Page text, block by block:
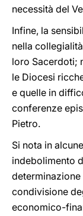
necessità del
Infine, la
nella
loro Sacerdoti;
le Diocesi
e quelle in
conferenze
Pietro.
Si nota in
indebolimento
determinazione
condivisione
economico-